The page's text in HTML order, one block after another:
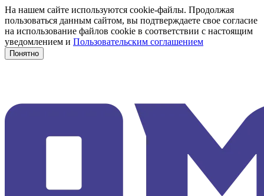
На нашем сайте используются cookie-файлы. Продолжая
пользоваться данным сайтом, вы подтверждаете свое согласие
на использование файлов cookie в соответствии с настоящим
уведомлением и Пользовательским соглашением
Понятно